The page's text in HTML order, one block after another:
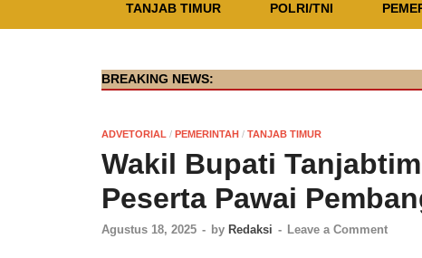
TANJAB TIMUR POLRI/TNI
BREAKING NEWS:
ADVETORIAL / PEMERINTAH / TANJAB TIMUR
Wakil Bupati
Peserta Pawai
Agustus 18, 2025 - by Redaksi - Leave a Comment